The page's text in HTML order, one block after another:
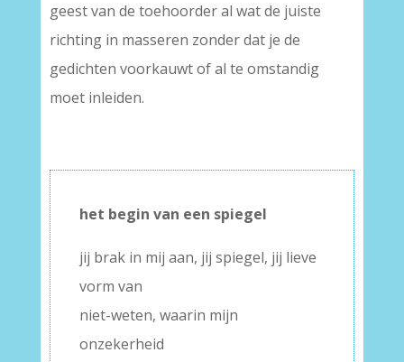
geest van de toehoorder al wat de juiste
richting in masseren zonder dat je de
gedichten voorkauwt of al te omstandig
moet inleiden.
het begin van een spiegel
jij brak in mij aan, jij spiegel, jij lieve
vorm van
niet-weten, waarin mijn
onzekerheid